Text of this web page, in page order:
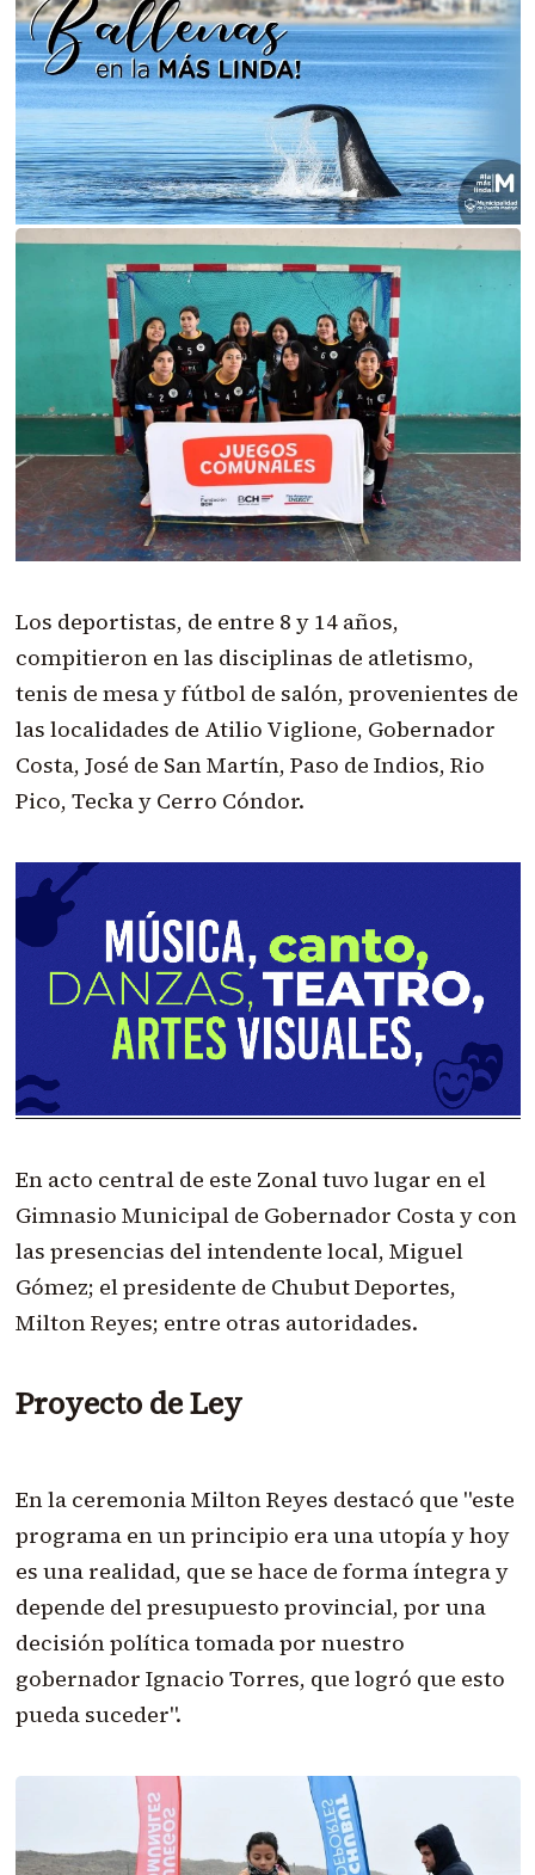
Los deportistas, de entre 8 y 14 años,
compitieron en las disciplinas de atletismo,
tenis de mesa y fútbol de salón, provenientes de
las localidades de Atilio Viglione, Gobernador
Costa, José de San Martín, Paso de Indios, Rio
Pico, Tecka y Cerro Cóndor.
En acto central de este Zonal tuvo lugar en el
Gimnasio Municipal de Gobernador Costa y con
las presencias del intendente local, Miguel
Gómez; el presidente de Chubut Deportes,
Milton Reyes; entre otras autoridades.
Proyecto de Ley
En la ceremonia Milton Reyes destacó que "este
programa en un principio era una utopía y hoy
es una realidad, que se hace de forma íntegra y
depende del presupuesto provincial, por una
decisión política tomada por nuestro
gobernador Ignacio Torres, que logró que esto
pueda suceder".